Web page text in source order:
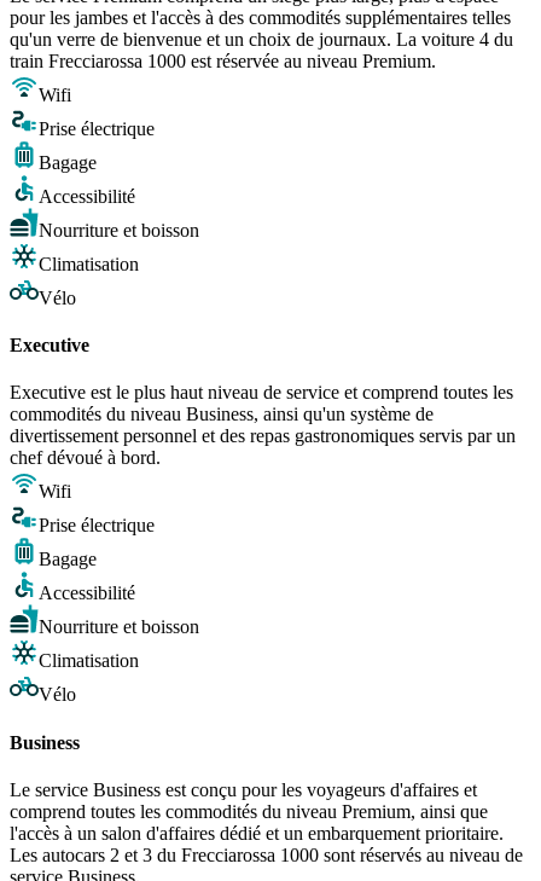
pour les jambes et l'accès à des commodités supplémentaires telles
qu'un verre de bienvenue et un choix de journaux. La voiture 4 du
train Frecciarossa 1000 est réservée au niveau Premium.
Wifi
Prise électrique
Bagage
Accessibilité
Nourriture et boisson
Climatisation
Vélo
Executive
Executive est le plus haut niveau de service et comprend toutes les
commodités du niveau Business, ainsi qu'un système de
divertissement personnel et des repas gastronomiques servis par un
chef dévoué à bord.
Wifi
Prise électrique
Bagage
Accessibilité
Nourriture et boisson
Climatisation
Vélo
Business
Le service Business est conçu pour les voyageurs d'affaires et
comprend toutes les commodités du niveau Premium, ainsi que
l'accès à un salon d'affaires dédié et un embarquement prioritaire.
Les autocars 2 et 3 du Frecciarossa 1000 sont réservés au niveau de
service Business.